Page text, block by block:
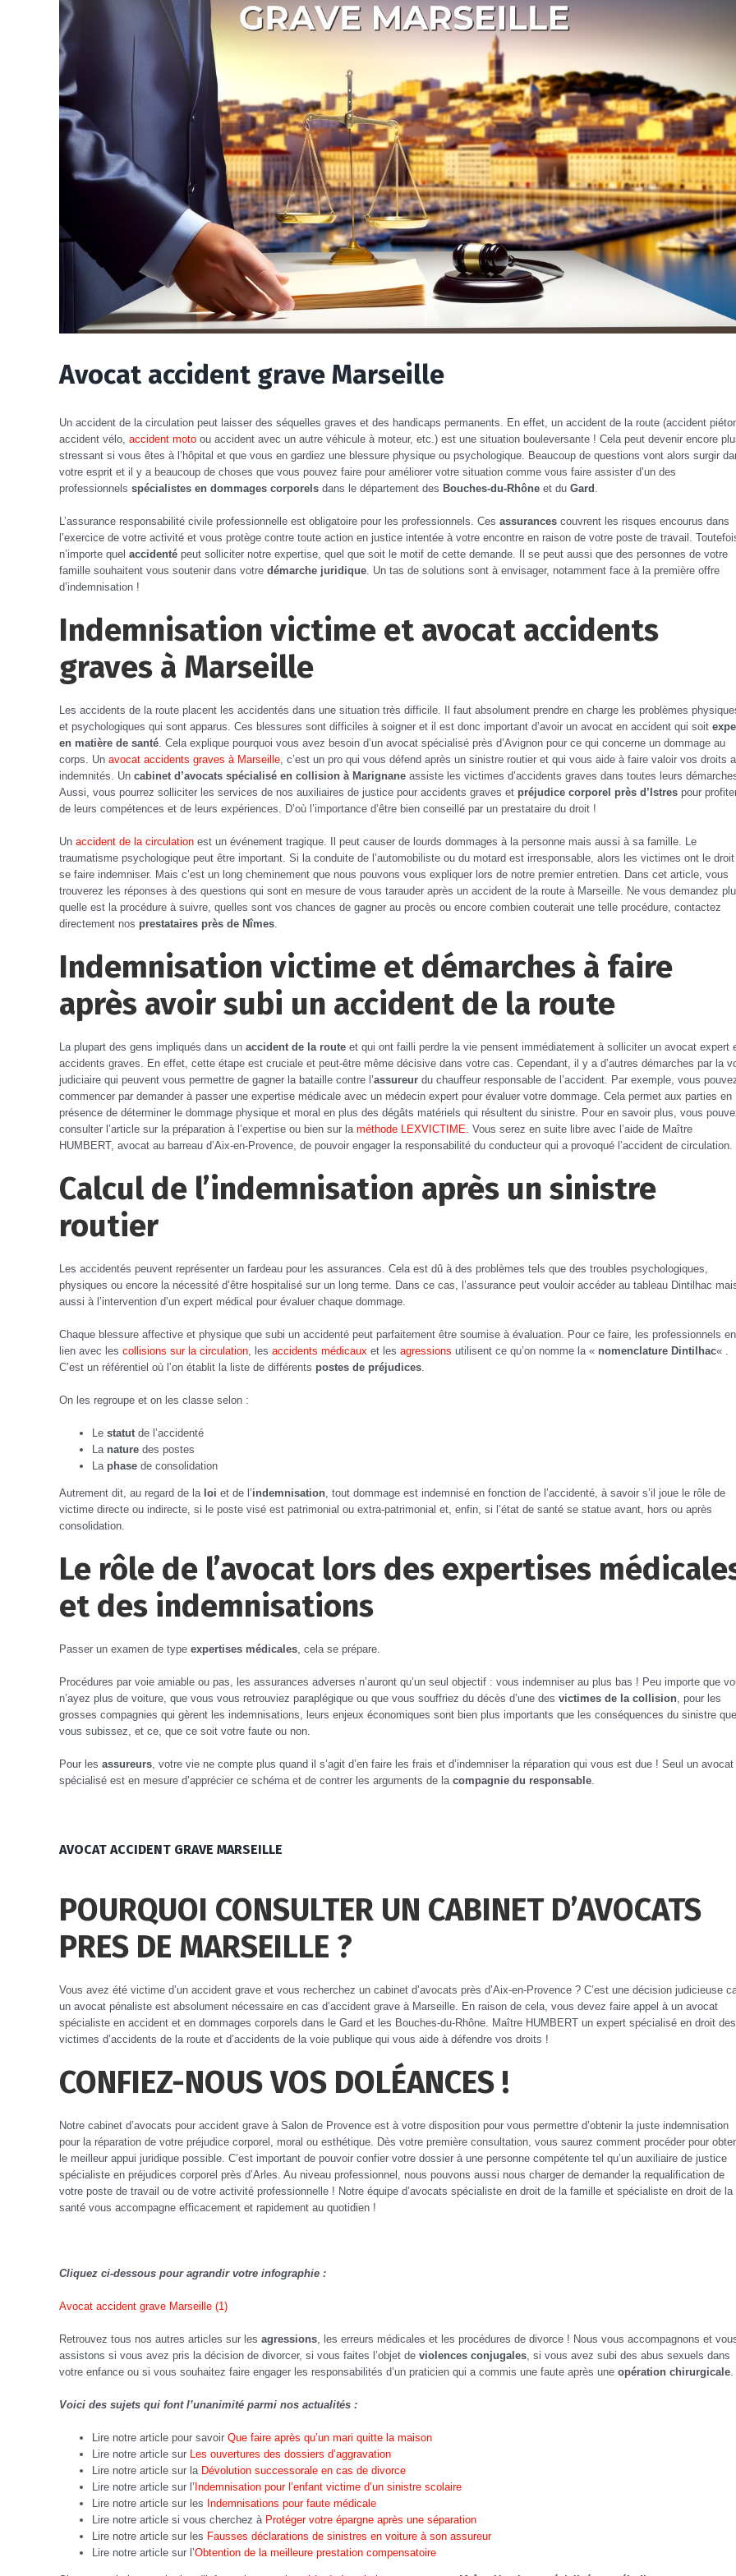
Avocat accident grave Marseille
Un accident de la circulation peut laisser des séquelles graves et des handicaps permanents. En effet, un accident de la route (accident
accident vélo, accident moto ou accident avec un autre véhicule à moteur, etc.) est une situation bouleversante ! Cela peut devenir encore
stressant si vous êtes à l’hôpital et que vous en gardiez une blessure physique ou psychologique. Beaucoup de questions vont alors surgir
votre esprit et il y a beaucoup de choses que vous pouvez faire pour améliorer votre situation comme vous faire assister d’un des
professionnels spécialistes en dommages corporels dans le département des Bouches-du-Rhône et du Gard
L’assurance responsabilité civile professionnelle est obligatoire pour les professionnels. Ces assurances couvrent les risques encourus dans
l’exercice de votre activité et vous protège contre toute action en justice intentée à votre encontre en raison de votre poste de travail.
n’importe quel accidenté peut solliciter notre expertise, quel que soit le motif de cette demande. Il se peut aussi que des personnes de votre
famille souhaitent vous soutenir dans votre démarche juridique . Un tas de solutions sont à envisager, notamment face à la première offre
d’indemnisation !
Indemnisation victime et avocat accidents
graves à Marseille
Les accidents de la route placent les accidentés dans une situation très difficile. Il faut absolument prendre en charge les problèmes
et psychologiques qui sont apparus. Ces blessures sont difficiles à soigner et il est donc important d’avoir un avocat en accident qui soit
en matière de santé . Cela explique pourquoi vous avez besoin d’un avocat spécialisé près d’Avignon pour ce qui concerne un dommage au
corps. Un avocat accidents graves à Marseille , c’est un pro qui vous défend après un sinistre routier et qui vous aide à faire valoir vos droits
indemnités. Un cabinet d’avocats spécialisé en collision à Marignane assiste les victimes d’accidents graves dans toutes leurs
Aussi, vous pourrez solliciter les services de nos auxiliaires de justice pour accidents graves et préjudice corporel près d’Istres pour
de leurs compétences et de leurs expériences. D’où l’importance d’être bien conseillé par un prestataire du droit !
Un accident de la circulation est un événement tragique. Il peut causer de lourds dommages à la personne mais aussi à sa famille. Le
traumatisme psychologique peut être important. Si la conduite de l’automobiliste ou du motard est irresponsable, alors les victimes ont le
se faire indemniser. Mais c’est un long cheminement que nous pouvons vous expliquer lors de notre premier entretien. Dans cet article, vous
trouverez les réponses à des questions qui sont en mesure de vous tarauder après un accident de la route à Marseille. Ne vous demandez
quelle est la procédure à suivre, quelles sont vos chances de gagner au procès ou encore combien couterait une telle procédure, contactez
directement nos prestataires près de Nîmes
Indemnisation victime et démarches à faire
après avoir subi un accident de la route
La plupart des gens impliqués dans un accident de la route et qui ont failli perdre la vie pensent immédiatement à solliciter un avocat expert
accidents graves. En effet, cette étape est cruciale et peut-être même décisive dans votre cas. Cependant, il y a d’autres démarches par la
judiciaire qui peuvent vous permettre de gagner la bataille contre l’assureur du chauffeur responsable de l’accident. Par exemple, vous
commencer par demander à passer une expertise médicale avec un médecin expert pour évaluer votre dommage. Cela permet aux parties en
présence de déterminer le dommage physique et moral en plus des dégâts matériels qui résultent du sinistre. Pour en savoir plus, vous
consulter l’article sur la préparation à l’expertise ou bien sur la méthode LEXVICTIME . Vous serez en suite libre avec l’aide de Maître
HUMBERT, avocat au barreau d’Aix-en-Provence, de pouvoir engager la responsabilité du conducteur qui a provoqué l’accident de circulation.
Calcul de l’indemnisation après un sinistre
routier
Les accidentés peuvent représenter un fardeau pour les assurances. Cela est dû à des problèmes tels que des troubles psychologiques,
physiques ou encore la nécessité d’être hospitalisé sur un long terme. Dans ce cas, l’assurance peut vouloir accéder au tableau Dintilhac
aussi à l’intervention d’un expert médical pour évaluer chaque dommage.
Chaque blessure affective et physique que subi un accidenté peut parfaitement être soumise à évaluation. Pour ce faire, les professionnels en
lien avec les collisions sur la circulation , les accidents médicaux et les agressions utilisent ce qu’on nomme la « nomenclature Dintilhac« .
C’est un référentiel où l’on établit la liste de différents postes de préjudices
On les regroupe et on les classe selon :
Le statut de l’accidenté
La nature des postes
La phase de consolidation
Autrement dit, au regard de la loi et de l’indemnisation , tout dommage est indemnisé en fonction de l’accidenté, à savoir s’il joue le rôle de
victime directe ou indirecte, si le poste visé est patrimonial ou extra-patrimonial et, enfin, si l’état de santé se statue avant, hors ou après
consolidation.
Le rôle de l’avocat lors des expertises
et des indemnisations
Passer un examen de type expertises médicales , cela se prépare.
Procédures par voie amiable ou pas, les assurances adverses n’auront qu’un seul objectif : vous indemniser au plus bas ! Peu importe que
n’ayez plus de voiture, que vous vous retrouviez paraplégique ou que vous souffriez du décès d’une des victimes de la collision , pour les
grosses compagnies qui gèrent les indemnisations, leurs enjeux économiques sont bien plus importants que les conséquences du sinistre que
vous subissez, et ce, que ce soit votre faute ou non.
Pour les assureurs , votre vie ne compte plus quand il s’agit d’en faire les frais et d’indemniser la réparation qui vous est due ! Seul un avocat
spécialisé est en mesure d’apprécier ce schéma et de contrer les arguments de la compagnie du responsable
AVOCAT ACCIDENT GRAVE MARSEILLE
POURQUOI CONSULTER UN CABINET D’AVOCATS
PRES DE MARSEILLE ?
Vous avez été victime d’un accident grave et vous recherchez un cabinet d’avocats près d’Aix-en-Provence ? C’est une décision judicieuse
un avocat pénaliste est absolument nécessaire en cas d’accident grave à Marseille. En raison de cela, vous devez faire appel à un avocat
spécialiste en accident et en dommages corporels dans le Gard et les Bouches-du-Rhône. Maître HUMBERT un expert spécialisé en droit des
victimes d’accidents de la route et d’accidents de la voie publique qui vous aide à défendre vos droits !
CONFIEZ-NOUS VOS DOLÉANCES !
Notre cabinet d’avocats pour accident grave à Salon de Provence est à votre disposition pour vous permettre d’obtenir la juste indemnisation
pour la réparation de votre préjudice corporel, moral ou esthétique. Dès votre première consultation, vous saurez comment procéder pour
le meilleur appui juridique possible. C’est important de pouvoir confier votre dossier à une personne compétente tel qu’un auxiliaire de justice
spécialiste en préjudices corporel près d’Arles. Au niveau professionnel, nous pouvons aussi nous charger de demander la requalification de
votre poste de travail ou de votre activité professionnelle ! Notre équipe d’avocats spécialiste en droit de la famille et spécialiste en droit de la
santé vous accompagne efficacement et rapidement au quotidien !
Cliquez ci-dessous pour agrandir votre infographie :
Avocat accident grave Marseille (1)
Retrouvez tous nos autres articles sur les agressions , les erreurs médicales et les procédures de divorce ! Nous vous accompagnons et
assistons si vous avez pris la décision de divorcer, si vous faites l’objet de violences conjugales , si vous avez subi des abus sexuels dans
votre enfance ou si vous souhaitez faire engager les responsabilités d’un praticien qui a commis une faute après une opération chirurgicale
Voici des sujets qui font l’unanimité parmi nos actualités :
Lire notre article pour savoir Que faire après qu’un mari quitte la maison
Lire notre article sur Les ouvertures des dossiers d’aggravation
Lire notre article sur la Dévolution successorale en cas de divorce
Lire notre article sur l’Indemnisation pour l’enfant victime d’un sinistre scolaire
Lire notre article sur les Indemnisations pour faute médicale
Lire notre article si vous cherchez à Protéger votre épargne après une séparation
Lire notre article sur les Fausses déclarations de sinistres en voiture à son assureur
Lire notre article sur l’Obtention de la meilleure prestation compensatoire